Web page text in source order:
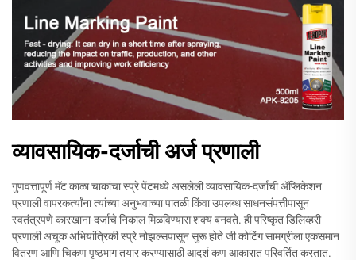
व्यावसायिक-दर्जाची अर्ज प्रणाली
गुणवत्तापूर्ण मॅट काळा चाकांचा स्प्रे पेंटमध्ये असलेली व्यावसायिक-दर्जाची अ‍ॅप्लिकेशन
प्रणाली वापरकर्त्यांना त्यांच्या अनुभवाच्या पातळी किंवा उपलब्ध साधनसंपत्तीपासून
स्वतंत्रपणे कारखाना-दर्जाचे निकाल मिळविण्यास शक्य बनवते. ही परिष्कृत डिलिव्हरी
प्रणाली अचूक अभियांत्रिकी स्प्रे नोझल्सपासून सुरू होते जी कोटिंग सामग्रीला एकसमान
वितरण आणि चिकण पृष्ठभाग तयार करण्यासाठी आदर्श कण आकारात परिवर्तित करतात.